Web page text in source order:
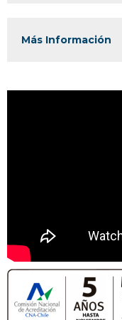
Más Información